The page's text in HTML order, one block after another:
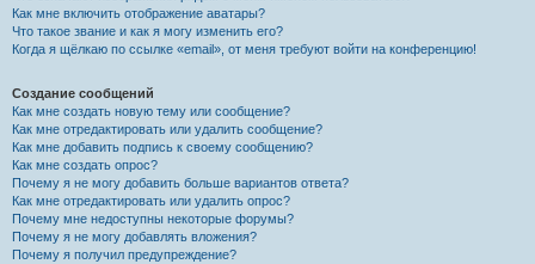
Как мне включить отображение аватары?
Что такое звание и как я могу изменить его?
Когда я щёлкаю по ссылке «email», от меня требуют войти на конференцию!
Создание сообщений
Как мне создать новую тему или сообщение?
Как мне отредактировать или удалить сообщение?
Как мне добавить подпись к своему сообщению?
Как мне создать опрос?
Почему я не могу добавить больше вариантов ответа?
Как мне отредактировать или удалить опрос?
Почему мне недоступны некоторые форумы?
Почему я не могу добавлять вложения?
Почему я получил предупреждение?